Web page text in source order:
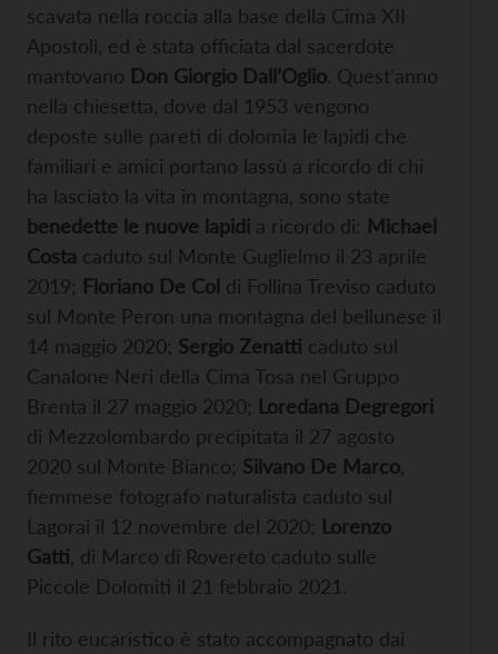
scavata nella roccia alla base della Cima XII
Apostoli, ed è stata officiata dal sacerdote
mantovano Don Giorgio Dall’Oglio. Quest’anno
nella chiesetta, dove dal 1953 vengono
deposte sulle pareti di dolomia le lapidi che
familiari e amici portano lassù a ricordo di chi
ha lasciato la vita in montagna, sono state
benedette le nuove lapidi a ricordo di: Michael
Costa caduto sul Monte Guglielmo il 23 aprile
2019; Floriano De Col di Follina Treviso caduto
sul Monte Peron una montagna del bellunese il
14 maggio 2020; Sergio Zenatti caduto sul
Canalone Neri della Cima Tosa nel Gruppo
Brenta il 27 maggio 2020; Loredana Degregori
di Mezzolombardo precipitata il 27 agosto
2020 sul Monte Bianco; Silvano De Marco
fiemmese fotografo naturalista caduto sul
Lagorai il 12 novembre del 2020; Lorenzo
Gatti , di Marco di Rovereto caduto sulle
Piccole Dolomiti il 21 febbraio 2021.
Il rito eucaristico è stato accompagnato dai